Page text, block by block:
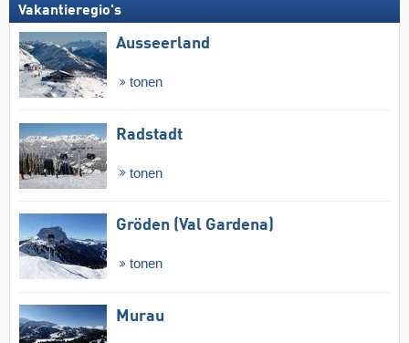
Vakantieregio's
Ausseerland
tonen
Radstadt
tonen
Gröden (Val Gardena)
tonen
Murau